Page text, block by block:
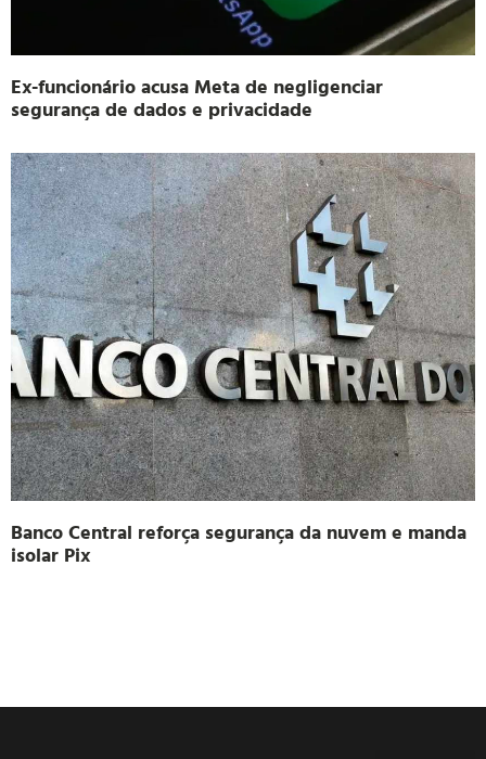
Ex-funcionário acusa Meta de negligenciar
segurança de dados e privacidade
Banco Central reforça segurança da nuvem e manda
isolar Pix